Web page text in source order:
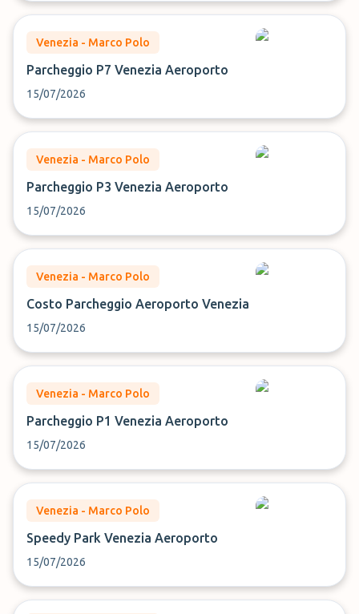
Venezia - Marco Polo
Parcheggio P7 Venezia Aeroporto
15/07/2026
Venezia - Marco Polo
Parcheggio P3 Venezia Aeroporto
15/07/2026
Venezia - Marco Polo
Costo Parcheggio Aeroporto Venezia
15/07/2026
Venezia - Marco Polo
Parcheggio P1 Venezia Aeroporto
15/07/2026
Venezia - Marco Polo
Speedy Park Venezia Aeroporto
15/07/2026